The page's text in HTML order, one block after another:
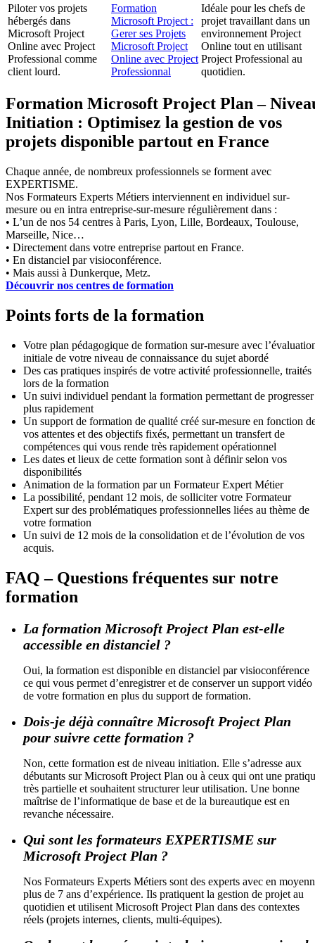
Piloter vos projets
hébergés dans
Microsoft Project
Online avec Project
Professional comme
client lourd.
Formation
Microsoft Project :
Gerer ses Projets
Microsoft Project
Online avec Project
Professionnal
Idéale pour les chefs de
projet travaillant dans un
environnement Project
Online tout en utilisant
Project Professional au
quotidien.
Formation Microsoft Project Plan –
Initiation : Optimisez la gestion de vos
projets disponible partout en France
Chaque année, de nombreux professionnels se forment avec
EXPERTISME.
Nos Formateurs Experts Métiers interviennent en individuel sur-
mesure ou en intra entreprise-sur-mesure régulièrement dans :
• L’un de nos 54 centres à Paris, Lyon, Lille, Bordeaux, Toulouse,
Marseille, Nice…
• Directement dans votre entreprise partout en France.
• En distanciel par visioconférence.
• Mais aussi à Dunkerque, Metz.
Découvrir nos centres de formation
Points forts de la formation
Votre plan pédagogique de formation sur-mesure avec
initiale de votre niveau de connaissance du sujet abordé
Des cas pratiques inspirés de votre activité professionnelle, traités
lors de la formation
Un suivi individuel pendant la formation permettant de progresser
plus rapidement
Un support de formation de qualité créé sur-mesure en fonction
vos attentes et des objectifs fixés, permettant un transfert de
compétences qui vous rende très rapidement opérationnel
Les dates et lieux de cette formation sont à définir selon vos
disponibilités
Animation de la formation par un Formateur Expert Métier
La possibilité, pendant 12 mois, de solliciter votre Formateur
Expert sur des problématiques professionnelles liées au thème de
votre formation
Un suivi de 12 mois de la consolidation et de l’évolution de vos
acquis.
FAQ – Questions fréquentes sur notre
formation
La formation Microsoft Project Plan est-elle
accessible en distanciel ?
Oui, la formation est disponible en distanciel par visioconférence
ce qui vous permet d’enregistrer et de conserver un support vidéo
de votre formation en plus du support de formation.
Dois-je déjà connaître Microsoft Project Plan
pour suivre cette formation ?
Non, cette formation est de niveau initiation. Elle s’adresse aux
débutants sur Microsoft Project Plan ou à ceux qui ont une
très partielle et souhaitent structurer leur utilisation. Une bonne
maîtrise de l’informatique de base et de la bureautique est en
revanche nécessaire.
Qui sont les formateurs EXPERTISME sur
Microsoft Project Plan ?
Nos Formateurs Experts Métiers sont des experts avec en
plus de 7 ans d’expérience. Ils pratiquent la gestion de projet au
quotidien et utilisent Microsoft Project Plan dans des contextes
réels (projets internes, clients, multi-équipes).